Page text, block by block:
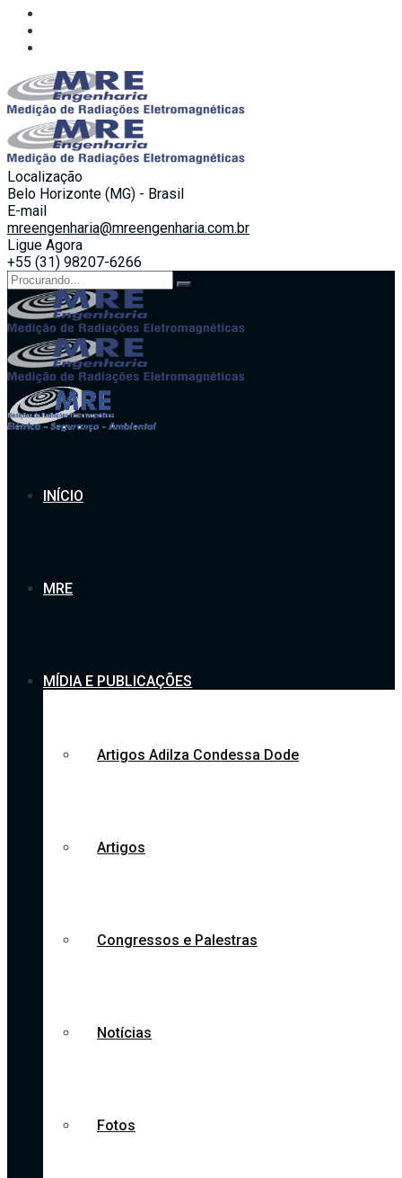
Localização
Belo Horizonte (MG) - Brasil
E-mail
mreengenharia@mreengenharia.com.br
Ligue Agora
+55 (31) 98207-6266
Search
for:
INÍCIO
MRE
MÍDIA E PUBLICAÇÕES
Artigos Adilza Condessa Dode
Artigos
Congressos e Palestras
Notícias
Fotos